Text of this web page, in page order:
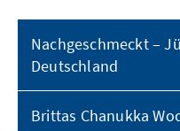
Nachgeschmeckt –
Deutschland
Brittas Chanukka